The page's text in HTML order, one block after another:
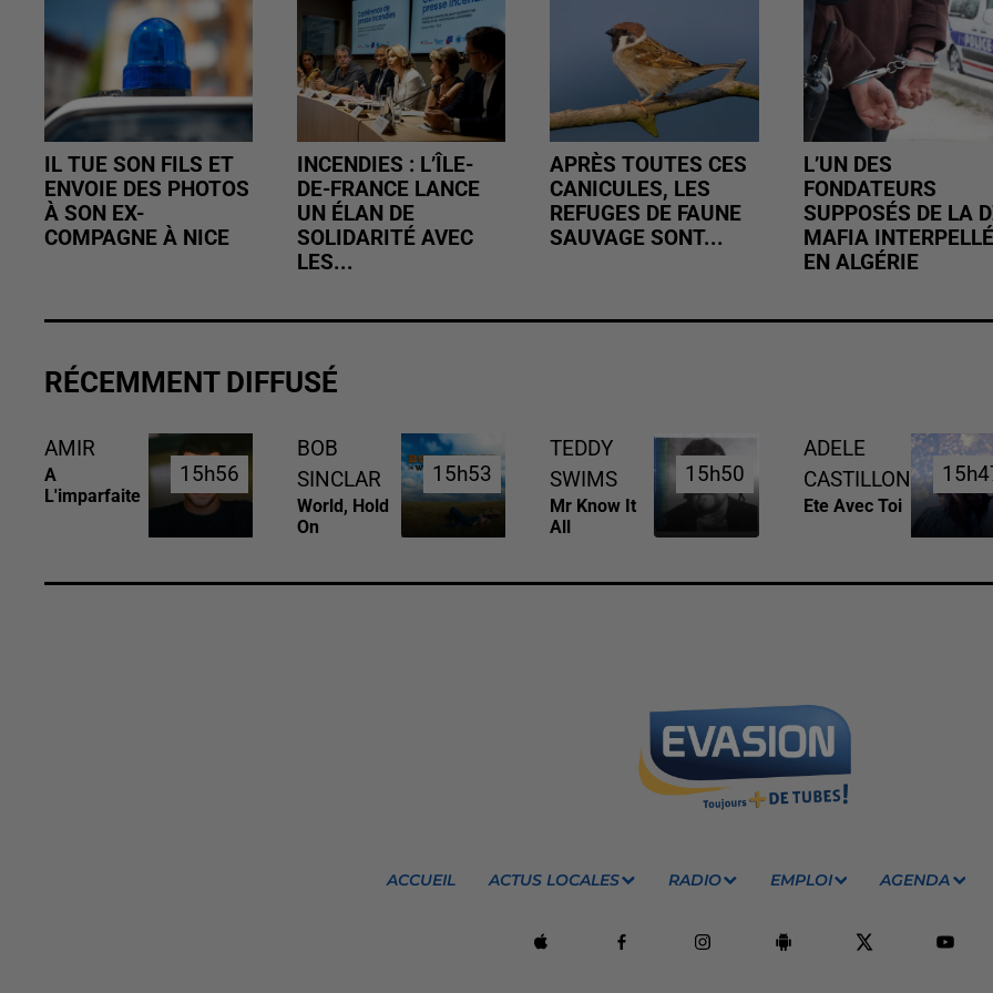
IL TUE SON FILS ET
ENVOIE DES PHOTOS
À SON EX-
COMPAGNE À NICE
INCENDIES : L’ÎLE-
DE-FRANCE LANCE
UN ÉLAN DE
SOLIDARITÉ AVEC
LES...
APRÈS TOUTES CES
CANICULES, LES
REFUGES DE FAUNE
SAUVAGE SONT...
L’UN DES
FONDATEURS
SUPPOSÉS DE LA
MAFIA INTERPELLÉ
EN ALGÉRIE
RÉCEMMENT DIFFUSÉ
AMIR
A
L'imparfaite
15h56
15h56
BOB
SINCLAR
World, Hold
On
15h53
15h53
TEDDY
SWIMS
Mr Know It
All
15h50
15h50
ADELE
CASTILLON
Ete Avec Toi
ACCUEIL ACTUS LOCALES RADIO EMPLOI AGENDA